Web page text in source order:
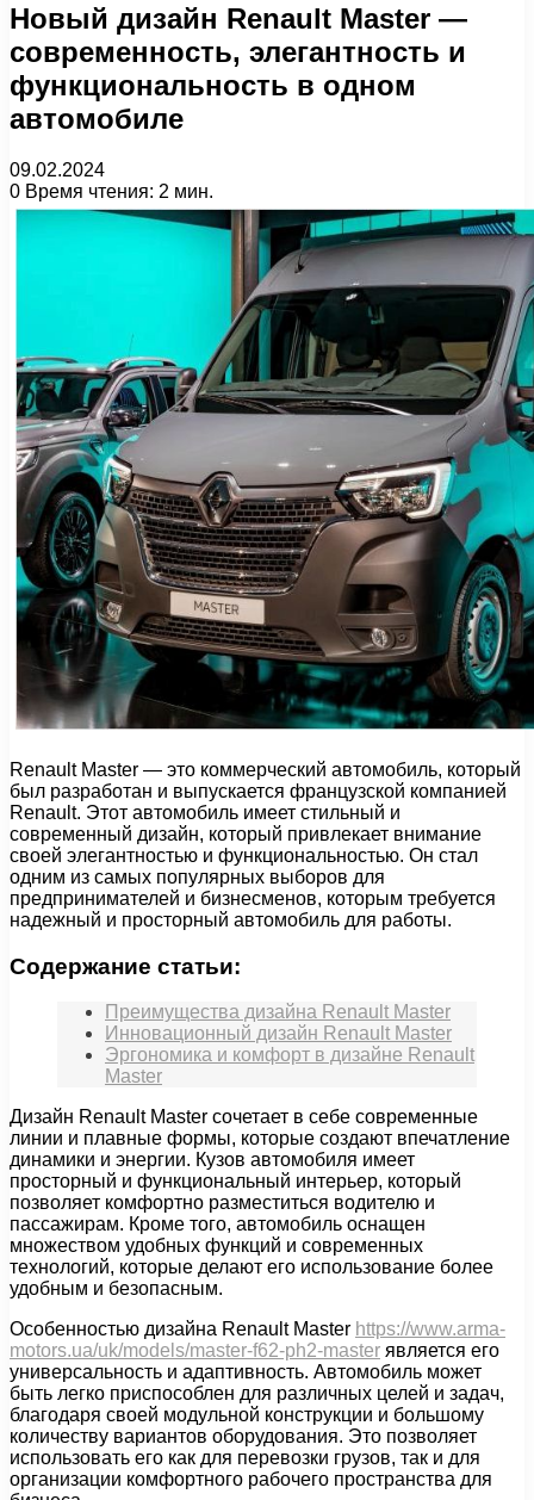
Новый дизайн Renault Master —
современность, элегантность и
функциональность в одном
автомобиле
09.02.2024
0 Время чтения: 2 мин.
Renault Master — это коммерческий автомобиль, который
был разработан и выпускается французской компанией
Renault. Этот автомобиль имеет стильный и
современный дизайн, который привлекает внимание
своей элегантностью и функциональностью. Он стал
одним из самых популярных выборов для
предпринимателей и бизнесменов, которым требуется
надежный и просторный автомобиль для работы.
Содержание статьи:
Преимущества дизайна Renault Master
Инновационный дизайн Renault Master
Эргономика и комфорт в дизайне Renault
Master
Дизайн Renault Master сочетает в себе современные
линии и плавные формы, которые создают впечатление
динамики и энергии. Кузов автомобиля имеет
просторный и функциональный интерьер, который
позволяет комфортно разместиться водителю и
пассажирам. Кроме того, автомобиль оснащен
множеством удобных функций и современных
технологий, которые делают его использование более
удобным и безопасным.
Особенностью дизайна Renault Master https://www.arma-
motors.ua/uk/models/master-f62-ph2-master является его
универсальность и адаптивность. Автомобиль может
быть легко приспособлен для различных целей и задач,
благодаря своей модульной конструкции и большому
количеству вариантов оборудования. Это позволяет
использовать его как для перевозки грузов, так и для
организации комфортного рабочего пространства для